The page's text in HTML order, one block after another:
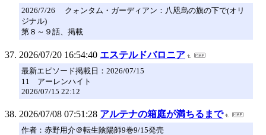
2026/7/26 クォンタム・ガーディアン：八咫烏の旗の下で(オリ
ジナル)
第８～９話、掲載
2026/07/20 16:54:40 エステルドバロニア
最新エピソード掲載日：2026/07/15
11 アーレンハイト
2026/07/15 22:12
2026/07/08 07:51:28 アルテナの箱庭が満ちるまで
作者：赤野用介＠転生陰陽師9巻9/15発売